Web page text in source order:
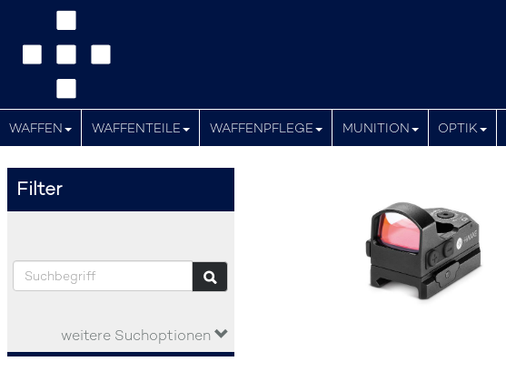
WAFFEN WAFFENTEILE WAFFENPFLEGE MUNITION OPTIK
Filter
weitere Suchoptionen